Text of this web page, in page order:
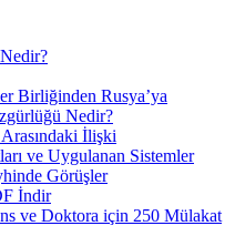
Birliğinden Rusya’ya
Nedir?
İlişki
ve Uygulanan Sistemler
Görüşler
İndir
ve Doktora için 250 Mülakat